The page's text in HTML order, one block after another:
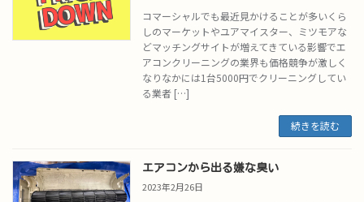
コマーシャルでも最近見かけることが多いくら
しのマーケットやユアマイスター、ミツモアな
どマッチングサイトが増えてきている影響でエ
アコンクリーニングの業界も価格競争が激しく
なりなかには1台5000円でクリーニングしてい
る業者 […]
続きを読む
エアコンから出る嫌な臭い
2023年2月26日